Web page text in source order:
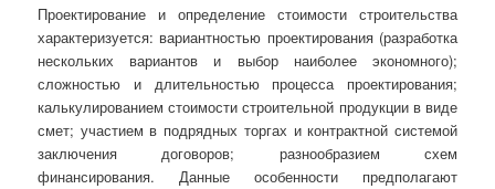
Проектирование и определение стоимости строительства
характеризуется: вариантностью проектирования (разработка
нескольких вариантов и выбор наиболее экономного);
сложностью и длительностью процесса проектирования;
калькулированием стоимости строительной продукции в виде
смет; участием в подрядных торгах и контрактной системой
заключения договоров; разнообразием схем
финансирования. Данные особенности предполагают